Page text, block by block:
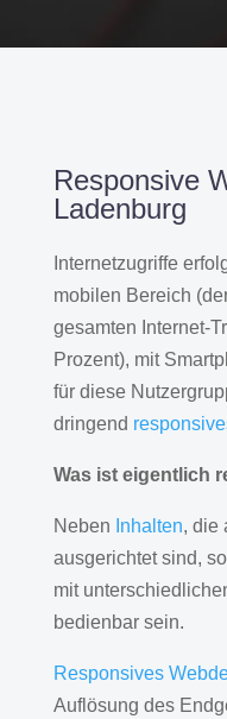
Responsive
Ladenburg
Internetzugriffe
mobilen Bereich
gesamten Internet-
Prozent), mit
für diese
dringend
Was ist eigentlich
Neben Inhalten, die
ausgerichtet sind,
mit
bedienbar sein.
Responsives
Auflösung des